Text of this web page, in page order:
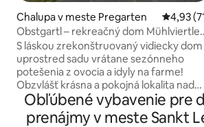
Chalupa v meste Pregarten
4,93
Obstgartl – rekreačný dom Mühlviertler
Hügelland
S láskou zrekonštruovaný vidiecky dom
uprostred sadu vrátane sezónneho
potešenia z ovocia a idyly na farme!
Obzvlášť krásna a pokojná lokalita nad
údolím Aist. Neďaleko: prírodné miesta
na kúpanie v blízkosti lesa a Feldaist,
cyklistické chodníky - prepojené s
Obľúbené vybavenie pre
prenájmy v meste Sankt